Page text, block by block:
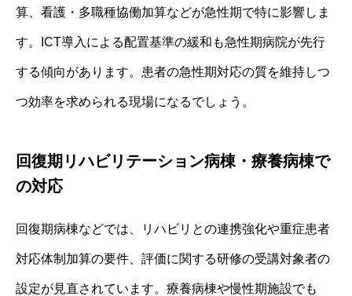
算、看護・多職種協働加算などが急性期で特に影響しま
す。ICT導入による配置基準の緩和も急性期病院が先行
する傾向があります。患者の急性期対応の質を維持しつ
つ効率を求められる現場になるでしょう。
回復期リハビリテーション病棟・療養病棟で
の対応
回復期病棟などでは、リハビリとの連携強化や重症患者
対応体制加算の要件、評価に関する研修の受講対象者の
設定が見直されています。療養病棟や慢性期施設でも